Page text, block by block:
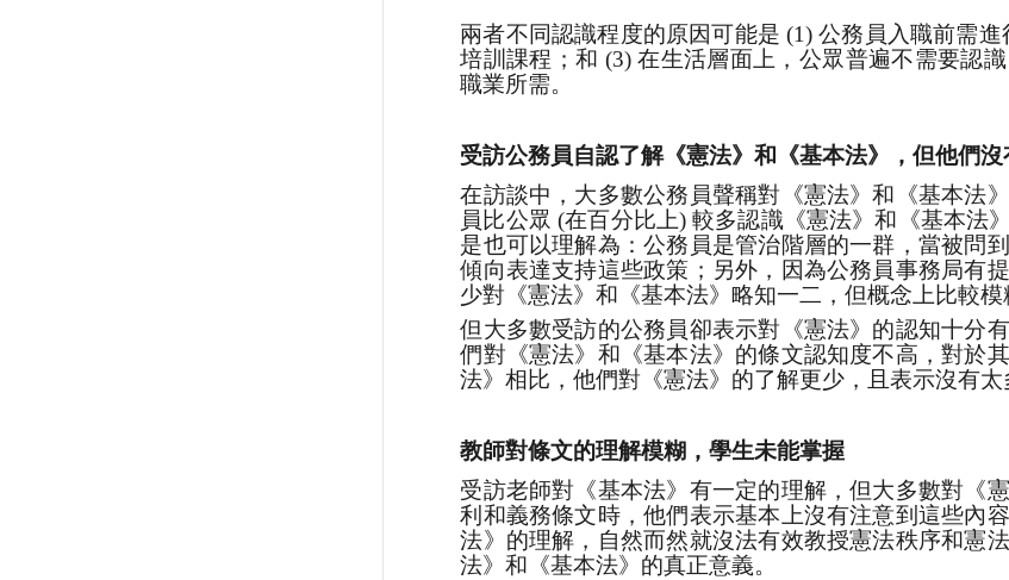
兩者不同認識程度的原因可能是 (1)公務員入職前需
培訓課程；和 (3)在生活層面上，公眾普遍不需要認
職業所需。
受訪公務員自認了解《憲法》和《基本法》，但他們
在訪談中，大多數公務員聲稱對《憲法》和《基本法
員比公眾 (在百分比上)較多認識《憲法》和《基本法
是也可以理解為：公務員是管治階層的一群，當被問
傾向表達支持這些政策；另外，因為公務員事務局有
少對《憲法》和《基本法》略知一二，但概念上比較模
但大多數受訪的公務員卻表示對《憲法》的認知十分
們對《憲法》和《基本法》的條文認知度不高，對於
法》相比，他們對《憲法》的了解更少，且表示沒有太
教師對條文的理解模糊，學生未能掌握
受訪老師對《基本法》有一定的理解，但大多數對《
利和義務條文時，他們表示基本上沒有注意到這些內
法》的理解，自然而然就沒法有效教授憲法秩序和憲
法》和《基本法》的真正意義。